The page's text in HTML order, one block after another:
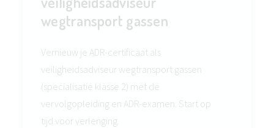
wegtransport gassen
Vernieuw je ADR-certificaat als
veiligheidsadviseur wegtransport gassen
(specialisatie klasse 2) met de
vervolgopleiding en ADR-examen. Start op
tijd voor verlenging.